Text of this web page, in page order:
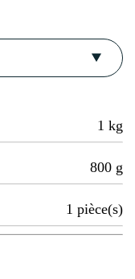
1 kg
800 g
1 pièce(s)